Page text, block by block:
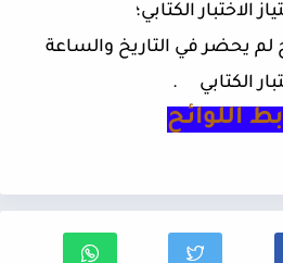
الاختبار الكتابي؛
لم يحضر في التاريخ والساعة
الكتابي
.
اللوائح